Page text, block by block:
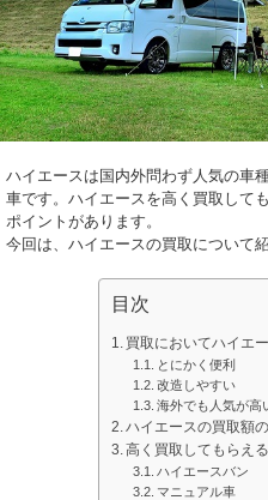
ハイエースは国内外問わず人気の車
車です。ハイエースを高く買取して
ポイントがあります。
今回は、ハイエースの買取について紹
目次
買取においてハイエ
とにかく便利
改造しやすい
海外でも人気が高
ハイエースの買取額
高く買取してもらえ
ハイエースバン
マニュアル車